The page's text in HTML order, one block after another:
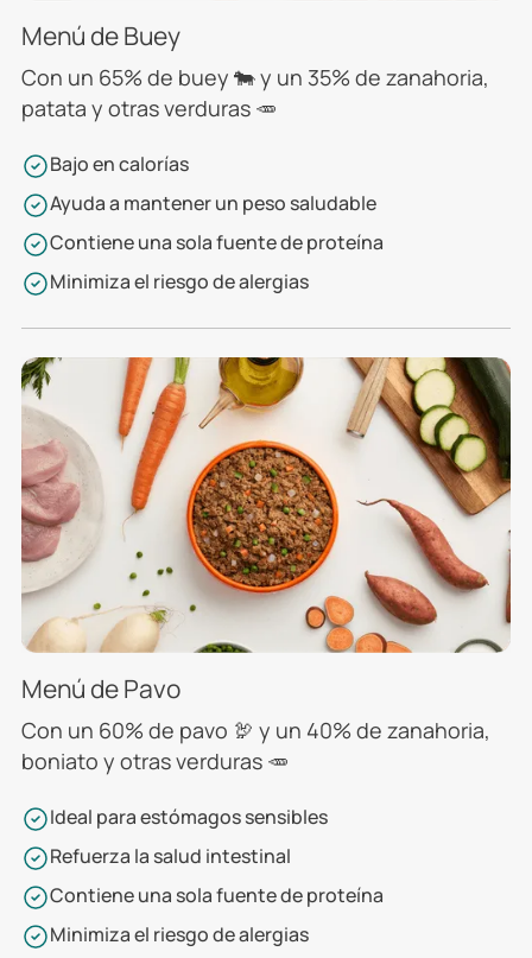
Menú de Buey
Con un 65% de buey 🐄 y un 35% de zanahoria,
patata y otras verduras 🥕
Bajo en calorías
Ayuda a mantener un peso saludable
Contiene una sola fuente de proteína
Minimiza el riesgo de alergias
Menú de Pavo
Con un 60% de pavo 🦃 y un 40% de zanahoria,
boniato y otras verduras 🥕
Ideal para estómagos sensibles
Refuerza la salud intestinal
Contiene una sola fuente de proteína
Minimiza el riesgo de alergias